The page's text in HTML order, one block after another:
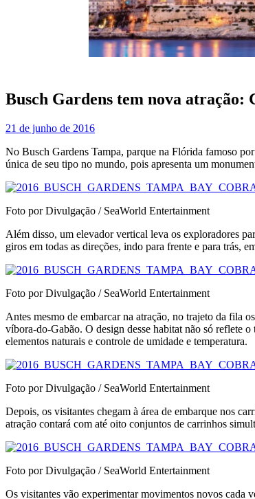
Busch Gardens tem nova atração:
21 de junho de 2016
No Busch Gardens Tampa, parque na Flórida famoso
única de seu tipo no mundo, pois apresenta um
Foto por Divulgação / SeaWorld Entertainment
Além disso, um elevador vertical leva os exploradores
giros em todas as direções, indo para frente e para trás,
Foto por Divulgação / SeaWorld Entertainment
Antes mesmo de embarcar na atração, no trajeto da fila
víbora-do-Gabão. O design desse habitat não só reflete
elementos naturais e controle de umidade e temperatura.
Foto por Divulgação / SeaWorld Entertainment
Depois, os visitantes chegam à área de embarque nos
atração contará com até oito conjuntos de carrinhos
Foto por Divulgação / SeaWorld Entertainment
Os visitantes vão experimentar movimentos novos cada